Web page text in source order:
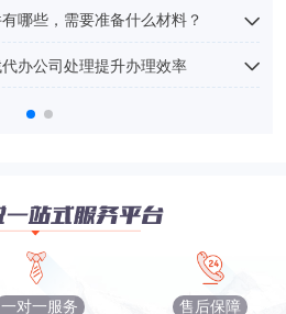
择专业的做账报税公司才是硬道
多问题需要注意的，这样才可以保
面都不能大意，考虑周全才能扎实
哪些，需要准备什么材料？
一家公司,发起来要有法人的资格,否
份制有限公司是根据股份来进行分
那么收益也会越多.
办公司处理提升办理效率
，需要进行注册资本的心情，然而
一对一服务 售后保障